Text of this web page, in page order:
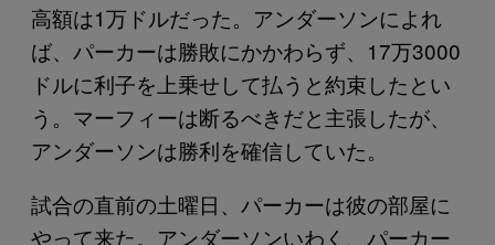
高額は1万ドルだった。アンダーソンによれ
ば、パーカーは勝敗にかかわらず、17万3000
ドルに利子を上乗せして払うと約束したとい
う。マーフィーは断るべきだと主張したが、
アンダーソンは勝利を確信していた。
試合の直前の土曜日、パーカーは彼の部屋に
やって来た。アンダーソンいわく、パーカー